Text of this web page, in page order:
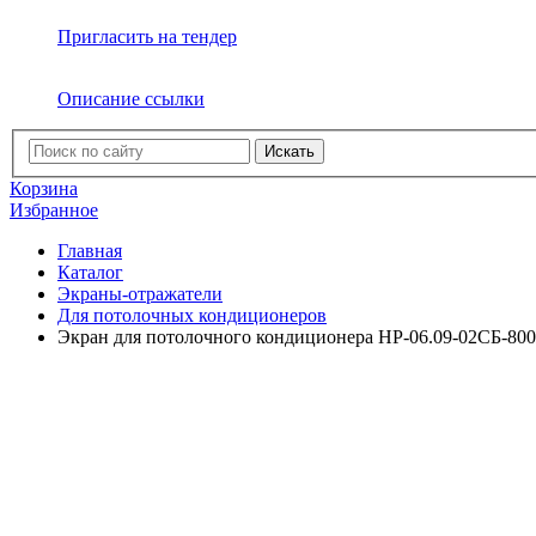
Пригласить на тендер
Описание ссылки
Искать
Корзина
Избранное
Главная
Каталог
Экраны-отражатели
Для потолочных кондиционеров
Экран для потолочного кондиционера НР-06.09-02СБ-